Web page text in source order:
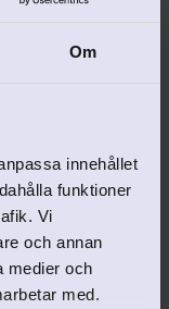
Om
innehållet
funktioner
Vi
och annan
medier och
med.
med